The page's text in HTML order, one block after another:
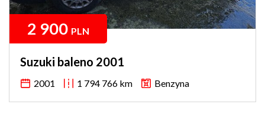
2 900 PLN
Suzuki baleno 2001
2001 1 794 766 km Benzyna